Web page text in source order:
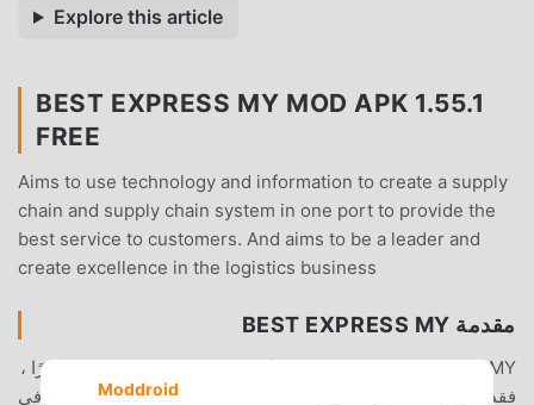
Explore this article
BEST EXPRESS MY MOD APK 1.55.1
FREE
Aims to use technology and information to create a supply
chain and supply chain system in one port to provide the
best service to customers. And aims to be a leader and
create excellence in the logistics business
مقدمة BEST EXPRESS MY
Best Express MY باعتباره تطبيقًا شائعًا جدًا productivity مؤخرًا ،
فقد جذب عددًا كبيرًا من المستخدمين الذين يحبون productivity في
Moddroid